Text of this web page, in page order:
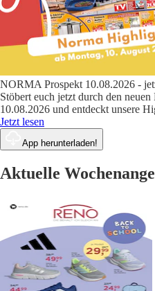
NORMA Prospekt 10.08.2026 -
Stöbert euch jetzt durch den
10.08.2026 und entdeckt unsere
Jetzt lesen
App herunterladen!
Aktuelle